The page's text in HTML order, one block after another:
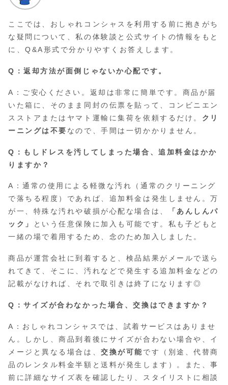
ここでは、おしゃれコンシャスを利用する前に抱きがち
な疑問について、私の体験談と公式サイトの情報をもと
に、Q&A形式で分かりやすくお答えします。
Q：返却方法が面倒じゃないか心配です。
A：ご安心ください。返却は非常に簡単です。商品が届
いた箱に、そのまま同封の伝票を貼って、コンビニエン
スストアまたはヤマト運輸に集荷を依頼するだけ。 クリ
ーニングは不要 なので、手間は一切かかりません。
Q：もしドレスを汚してしまった場合、追加料金はかか
りますか？
A：通常の使用による軽微な汚れ（通常のクリーニング
で落ちる程度）であれば、追加料金は発生しません。万
が一、特殊な汚れや破損が心配な場合は、
「あんしんパ
ック」
という任意保険に加入も可能です。私も子どもと
一緒の場で着用するため、念のため加入しました。
商品が運営会社に到着すると、検品結果がメールで送ら
れてきて、そこに、汚れなどで発生する追加料金などの
記載がなければ、それで取引きは終了になります◎
Q：サイズが合わなかった場合、交換はできますか？
A：おしゃれコンシャスでは、試着サービスはありませ
ん。しかし、商品到着後にサイズが合わない場合や、イ
メージと異なる場合は、交換が可能です（別途、代替商
品のレンタル料金半額と送料が発生します）。また、事
前に詳細なサイズ表を確認したり、スタイリストに相談